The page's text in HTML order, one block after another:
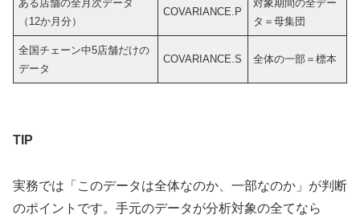
ある店舗の全月次データ
（12か月分）
COVARIANCE.P
対象期間の全デー
タ＝母集団
全国チェーン中5店舗だけの
データ
COVARIANCE.S 全体の一部＝標本
TIP
実務では「このデータは全体なのか、一部なのか」が判断
のポイントです。手元のデータが分析対象の全てなら